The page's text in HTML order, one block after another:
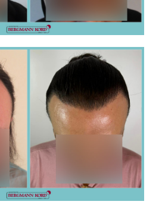
- Photo Galleries
ΜΑΛΛΙΩΝ
- Photo Galleries
ΜΑΛΛΙΩΝ